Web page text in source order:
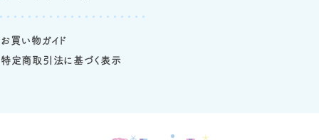
お買い物ガイド
特定商取引法に基づく表示